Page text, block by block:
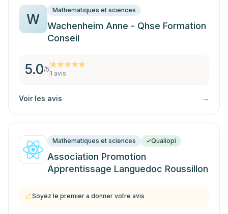
W
Mathematiques et sciences
Wachenheim Anne - Qhse Formation
Conseil
5.0/5
1 avis
Voir les avis →
Mathematiques et sciences Qualiopi
Association Promotion
Apprentissage Languedoc Roussillon
Soyez le premier a donner votre avis